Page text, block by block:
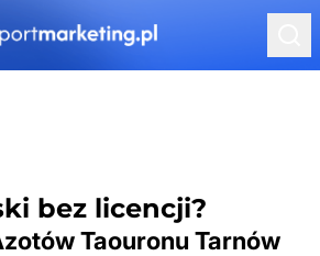
bez licencji?
Taouronu Tarnów